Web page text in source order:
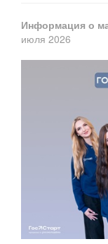
Информация о
июля 2026